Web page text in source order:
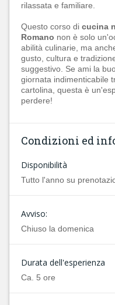
rilassata e familiare.
Questo corso di cucina
Romano non è solo
abilità culinarie, ma
gusto, cultura e
suggestivo. Se ami la
giornata indimenticabile
cartolina, questa è
perdere!
Condizioni ed
Disponibilità
Tutto l'anno su
Avviso:
Chiuso la domenica
Durata dell'esperienza
Ca. 5 ore